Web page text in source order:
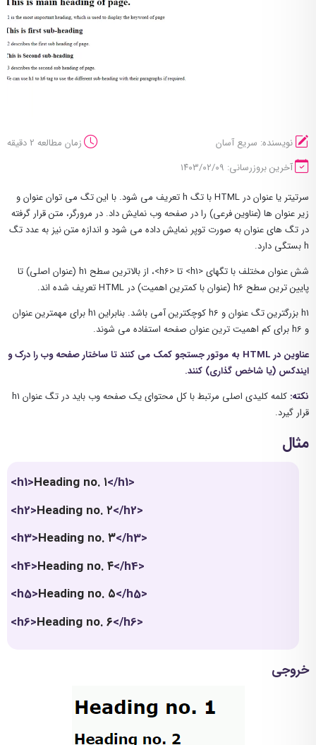
نویسنده: سریع آسان
زمان مطالعه 2 دقیقه
آخرین بروزرسانی: ۱۴۰۳/۰۲/۰۹
سرتیتر یا عنوان در HTML با تگ h تعریف می شود. با این تگ می توان عنوان و
زیر عنوان ها (عناوین فرعی) را در صفحه وب نمایش داد. در مرورگر، متن قرار گرفته
در تگ های عنوان به صورت توپر نمایش داده می شود و اندازه متن نیز به عدد تگ
h بستگی دارد.
شش عنوان مختلف با تگهای <h1> تا <h6>، از بالاترین سطح h1 (عنوان اصلی) تا
پایین ترین سطح h6 (عنوان با کمترین اهمیت) در HTML تعریف شده اند.
h1 بزرگترین تگ عنوان و h6 کوچکترین آمی باشد. بنابراین h1 برای مهمترین عنوان
و h6 برای کم اهمیت ترین عنوان صفحه استفاده می شوند.
عناوین در HTML به موتور جستجو کمک می کنند تا ساختار صفحه وب را درک و
ایندکس (یا شاخص گذاری) کنند.
نکته:
کلمه کلیدی اصلی مرتبط با کل محتوای یک صفحه وب باید در تگ عنوان h1
قرار گیرد.
مثال
<h1>Heading no. ۱</h1>
<h2>Heading no. ۲</h2>
<h3>Heading no. ۳</h3>
<h4>Heading no. ۴</h4>
<h5>Heading no. ۵</h5>
<h6>Heading no. ۶</h6>
خروجی